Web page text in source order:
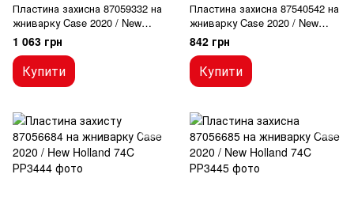
Пластина захисна 87059332 на
жниварку Case 2020 / New
Holland 74C
1 063 грн
Купити
Пластина захисна 87540542 на
жниварку Case 2020 / New
Holland 74C
842 грн
Купити